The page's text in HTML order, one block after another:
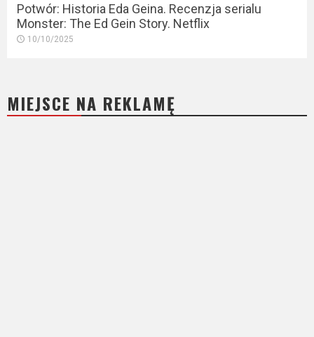
Potwór: Historia Eda Geina. Recenzja serialu
Monster: The Ed Gein Story. Netflix
10/10/2025
MIEJSCE NA REKLAMĘ